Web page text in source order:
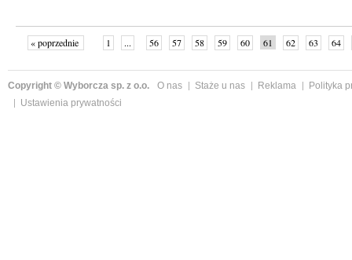
« poprzednie 1 ... 56 57 58 59 60 61 62 63
64
Copyright © Wyborcza sp. z o.o. O nas Staże u nas Reklama
Polityka
Ustawienia prywatności